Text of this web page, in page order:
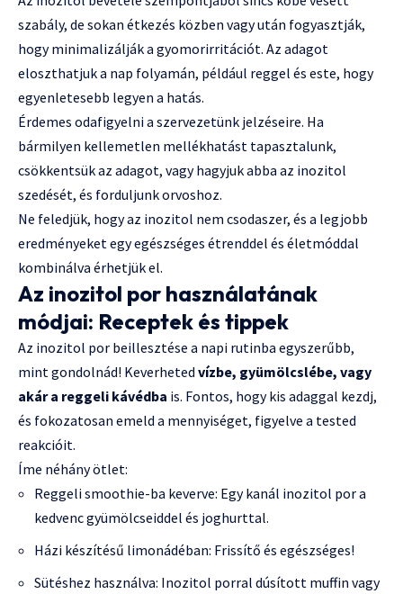
szabály, de sokan étkezés közben vagy után fogyasztják,
hogy minimalizálják a gyomorirritációt. Az adagot
eloszthatjuk a nap folyamán, például reggel és este, hogy
egyenletesebb legyen a hatás.
Érdemes odafigyelni a szervezetünk jelzéseire. Ha
bármilyen kellemetlen mellékhatást tapasztalunk,
csökkentsük az adagot, vagy hagyjuk abba az inozitol
szedését, és forduljunk orvoshoz.
Ne feledjük, hogy az inozitol nem csodaszer, és a legjobb
eredményeket egy egészséges étrenddel és életmóddal
kombinálva érhetjük el.
Az inozitol por használatának
módjai: Receptek és tippek
Az inozitol por beillesztése a napi rutinba egyszerűbb,
mint gondolnád! Keverheted vízbe, gyümölcslébe, vagy
akár a reggeli kávédba is. Fontos, hogy kis adaggal kezdj,
és fokozatosan emeld a mennyiséget, figyelve a tested
reakcióit.
Íme néhány ötlet:
Reggeli smoothie-ba keverve: Egy kanál inozitol por a
kedvenc gyümölcseiddel és joghurttal.
Házi készítésű limonádéban: Frissítő és egészséges!
Sütéshez használva: Inozitol porral dúsított muffin vagy